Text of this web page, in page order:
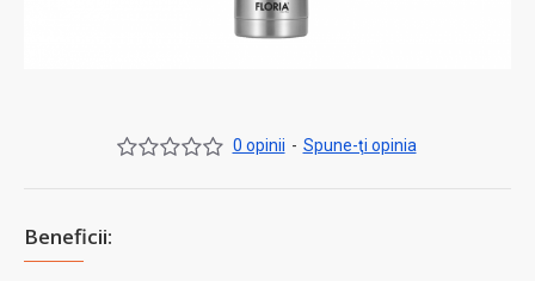
Beneficii:
0 opinii - Spune-ţi opinia